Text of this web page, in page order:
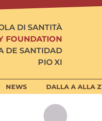
DI SANTITÀ
FOUNDATION
DE SANTIDAD
PIO XI
NEWS DALLA A ALLA Z